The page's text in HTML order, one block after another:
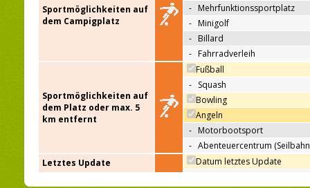
Sportmöglichkeiten auf
dem Campigplatz
- Mehrfunktionssportplatz
- Minigolf
- Billard
- Fahrradverleih
Sportmöglichkeiten auf
dem Platz oder max. 5
km entfernt
Fußball
- Squash
Bowling
Angeln
- Motorbootsport
- Abenteuercentrum
Letztes Update
Datum letztes Update